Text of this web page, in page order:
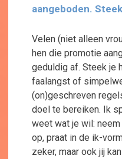
aangeboden.
Velen (niet alleen
hen die promotie
geduldig af. Steek je
faalangst of
(on)geschreven
doel te bereiken. Ik
weet wat je wil:
op, praat in de ik-
zeker, maar ook jij